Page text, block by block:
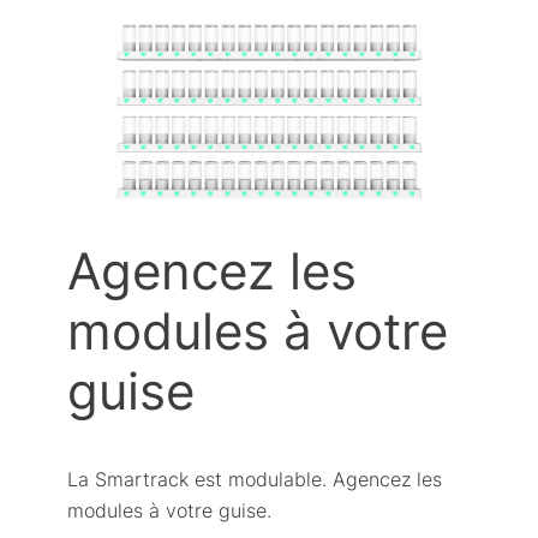
Agencez les
modules à votre
guise
La Smartrack est modulable. Agencez les
modules à votre guise.